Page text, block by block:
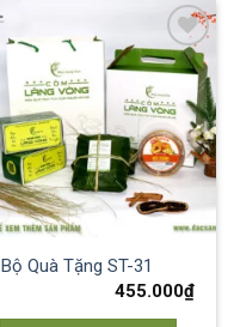
Add to
wishlist
Bộ Quà Tặng ST-31
455.000₫